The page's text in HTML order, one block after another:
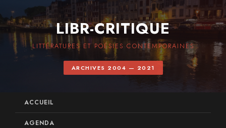
LIBR-CRITIQUE
LITTÉRATURES ET POÉSIES CONTEMPORAINES
ARCHIVES 2004 — 2021
ACCUEIL
AGENDA